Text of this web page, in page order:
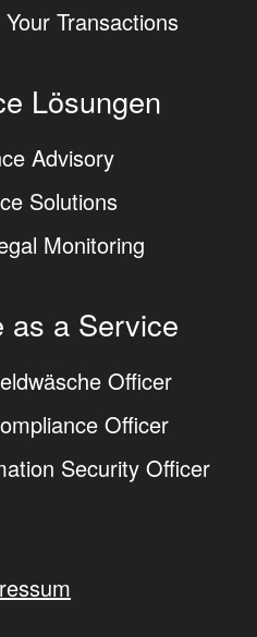
Transactions
Lösungen
Advisory
Solutions
Monitoring
as a Service
Officer
Officer
Security Officer